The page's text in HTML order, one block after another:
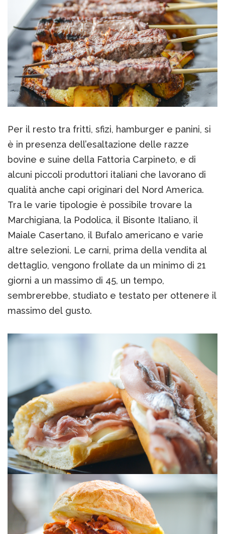
Per il resto tra fritti, sfizi, hamburger e panini, si
è in presenza dell’esaltazione delle razze
bovine e suine della Fattoria Carpineto, e di
alcuni piccoli produttori italiani che lavorano di
qualità anche capi originari del Nord America.
Tra le varie tipologie è possibile trovare la
Marchigiana, la Podolica, il Bisonte Italiano, il
Maiale Casertano, il Bufalo americano e varie
altre selezioni. Le carni, prima della vendita al
dettaglio, vengono frollate da un minimo di 21
giorni a un massimo di 45, un tempo,
sembrerebbe, studiato e testato per ottenere il
massimo del gusto.